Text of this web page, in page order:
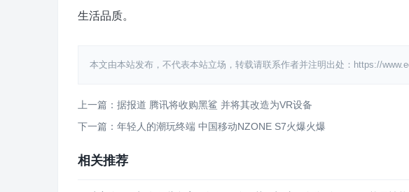
生活品质。
本文由本站发布，不代表本站立场，转载请联系作者并注明出处：https://
上一篇：据报道 腾讯将收购黑鲨 并将其改造为VR设备
下一篇：年轻人的潮玩终端 中国移动NZONE S7火爆火爆
相关推荐